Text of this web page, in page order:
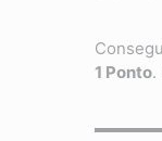
1 Ponto.